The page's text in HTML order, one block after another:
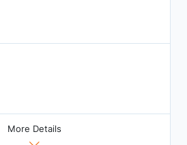
More Details